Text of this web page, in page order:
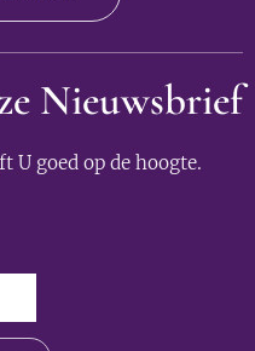
Nieuwsbrief
goed op de hoogte.